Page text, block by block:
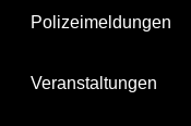
Polizeimeldungen
Veranstaltungen